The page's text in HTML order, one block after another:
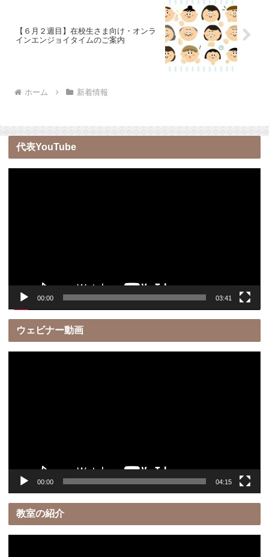
【６月２週目】在校生さま向け・オンラ
インエンジョイタイムのご案内
ホーム 新着情報
代表YouTube
00:00 03:41
ウェビナー動画
00:00 04:15
教室の紹介